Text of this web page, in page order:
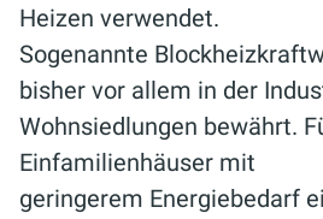
Heizen verwendet.
Sogenannte
bisher vor allem in der
Wohnsiedlungen bewährt.
Einfamilienhäuser mit
geringerem Energiebedarf